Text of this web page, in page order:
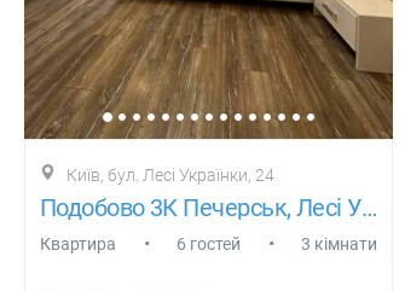
Київ, бул. Лесі Українки, 24
Подобово 3К Печерськ, Лесі Українки
Квартира • 6 гостей • 3 кімнати